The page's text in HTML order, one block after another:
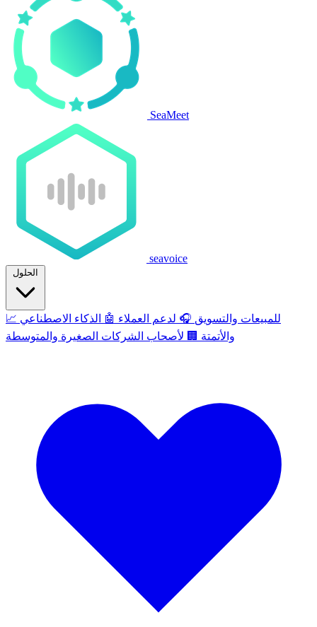
SeaMeet
seavoice
الحلول
📈 للمبيعات والتسويق 🎧 لدعم العملاء 🤖
الذكاء الاصطناعي
والأتمتة 🏢 لأصحاب الشركات الصغيرة والمتوسطة